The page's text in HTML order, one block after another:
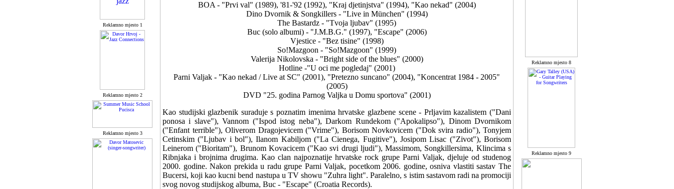
Reklamno mjesto 1
Reklamno mjesto 2
Reklamno mjesto 3
BOA - "Prvi val" (1989), '81-'92 (1992), "Kraj djetinjstva" (1994), "Kao nekad" (2004)
Dino Dvornik & Songkillers - "Live in München" (1994)
The Bastardz - "Tvoja ljubav" (1995)
Buc (solo albumi) - "J.M.B.G." (1997), "Escape" (2006)
Vjestice - "Bez tisine" (1998)
So!Mazgoon - "So!Mazgoon" (1999)
Valerija Nikolovska - "Bright side of the blues" (2000)
Hotline -"U oci me pogledaj" (2001)
Parni Valjak - "Kao nekad / Live at SC" (2001), "Pretezno suncano" (2004), "Koncentrat 1984 - 2005"
(2005)
DVD "25. godina Parnog Valjka u Domu sportova" (2001)
Kao studijski glazbenik suraduje s poznatim imenima hrvatske glazbene scene - Prljavim kazalistem ("Dani
ponosa i slave"), Vannom ("Ispod istog neba"), Darkom Rundekom ("Apokalipso"), Dinom Dvornikom
("Enfant terrible"), Oliverom Dragojevicem ("Vrime"), Borisom Novkovicem ("Dok svira radio"), Tonyjem
Cetinskim ("Ljubav i bol"), Ilanom Kabiljom ("La Cienega, Fugitive"), Josipom Lisac ("Zivot"), Borisom
Leinerom ("Bioritam"), Brunom Kovacicem ("Kao svi drugi ljudi"), Massimom, Songkillersima, Klincima s
Ribnjaka i brojnima drugima. Kao clan najpoznatije hrvatske rock grupe Parni Valjak, djeluje od studenog
2000. godine. Nakon prekida u radu grupe Parni Valjak, pocetkom 2006. godine, osniva vlastiti sastav The
Bucersi, koji kao kucni bend nastupa u TV showu "Zuhra light". Paralelno, s istim sastavom radi na promociji
svog novog studijskog albuma, Buc - "Escape" (Croatia Records).
Reklamno mjesto 8
Reklamno mjesto 9